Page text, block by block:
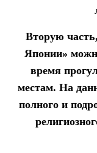
Вторую
Японии»
время
местам. На
полного и